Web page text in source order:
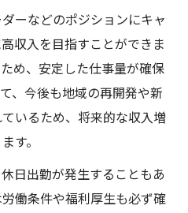
ーなどのポジションにキャ
収入を目指すことができま
め、安定した仕事量が確保
、今後も地域の再開発や新
いるため、将来的な収入増
す。
日出勤が発生することもあ
働条件や福利厚生も必ず確